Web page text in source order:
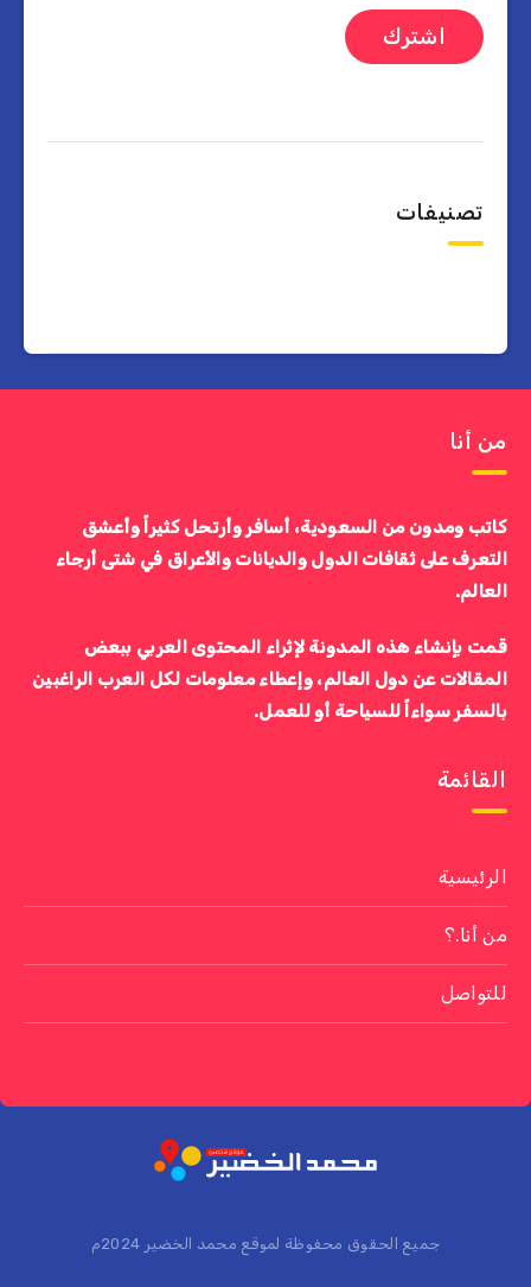
تصنيفات
من أنا
كاتب ومدون من السعودية، أسافر وأرتحل كثيراً وأعشق
التعرف على ثقافات الدول والديانات والأعراق في شتى أرجاء
العالم.
قمت بإنشاء هذه المدونة لإثراء المحتوى العربي ببعض
المقالات عن دول العالم، وإعطاء معلومات لكل العرب الراغبين
بالسفر سواءاً للسياحة أو للعمل.
القائمة
الرئيسية
من أنا.؟
للتواصل
جميع الحقوق محفوظة لموقع محمد الخضير 2024م